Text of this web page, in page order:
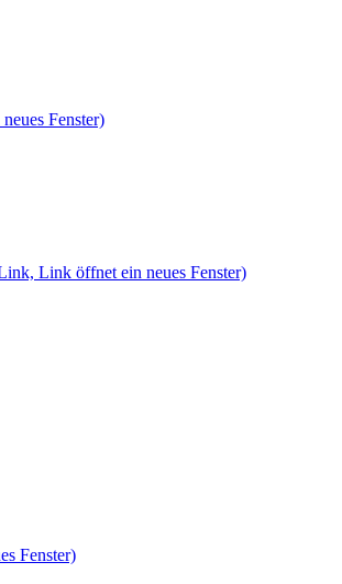
Fenster)
Link öffnet ein neues Fenster)
Fenster)